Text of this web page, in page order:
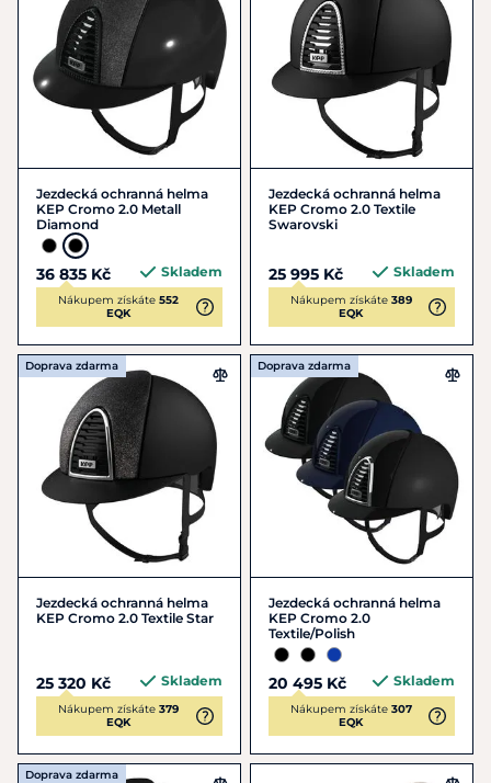
Jezdecká ochranná helma
KEP Cromo 2.0 Metall
Diamond
36 835 Kč Skladem
Nákupem získáte 552
EQK
Jezdecká ochranná helma
KEP Cromo 2.0 Textile
Swarovski
25 995 Kč Skladem
Nákupem získáte 389
EQK
Doprava zdarma
Jezdecká ochranná helma
KEP Cromo 2.0 Textile Star
25 320 Kč Skladem
Nákupem získáte 379
EQK
Doprava zdarma
Jezdecká ochranná helma
KEP Cromo 2.0
Textile/Polish
20 495 Kč Skladem
Nákupem získáte 307
EQK
Doprava zdarma